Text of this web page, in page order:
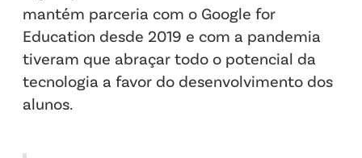
mantém parceria com o Google for
Education desde 2019 e com a pandemia
tiveram que abraçar todo o potencial da
tecnologia a favor do desenvolvimento dos
alunos.